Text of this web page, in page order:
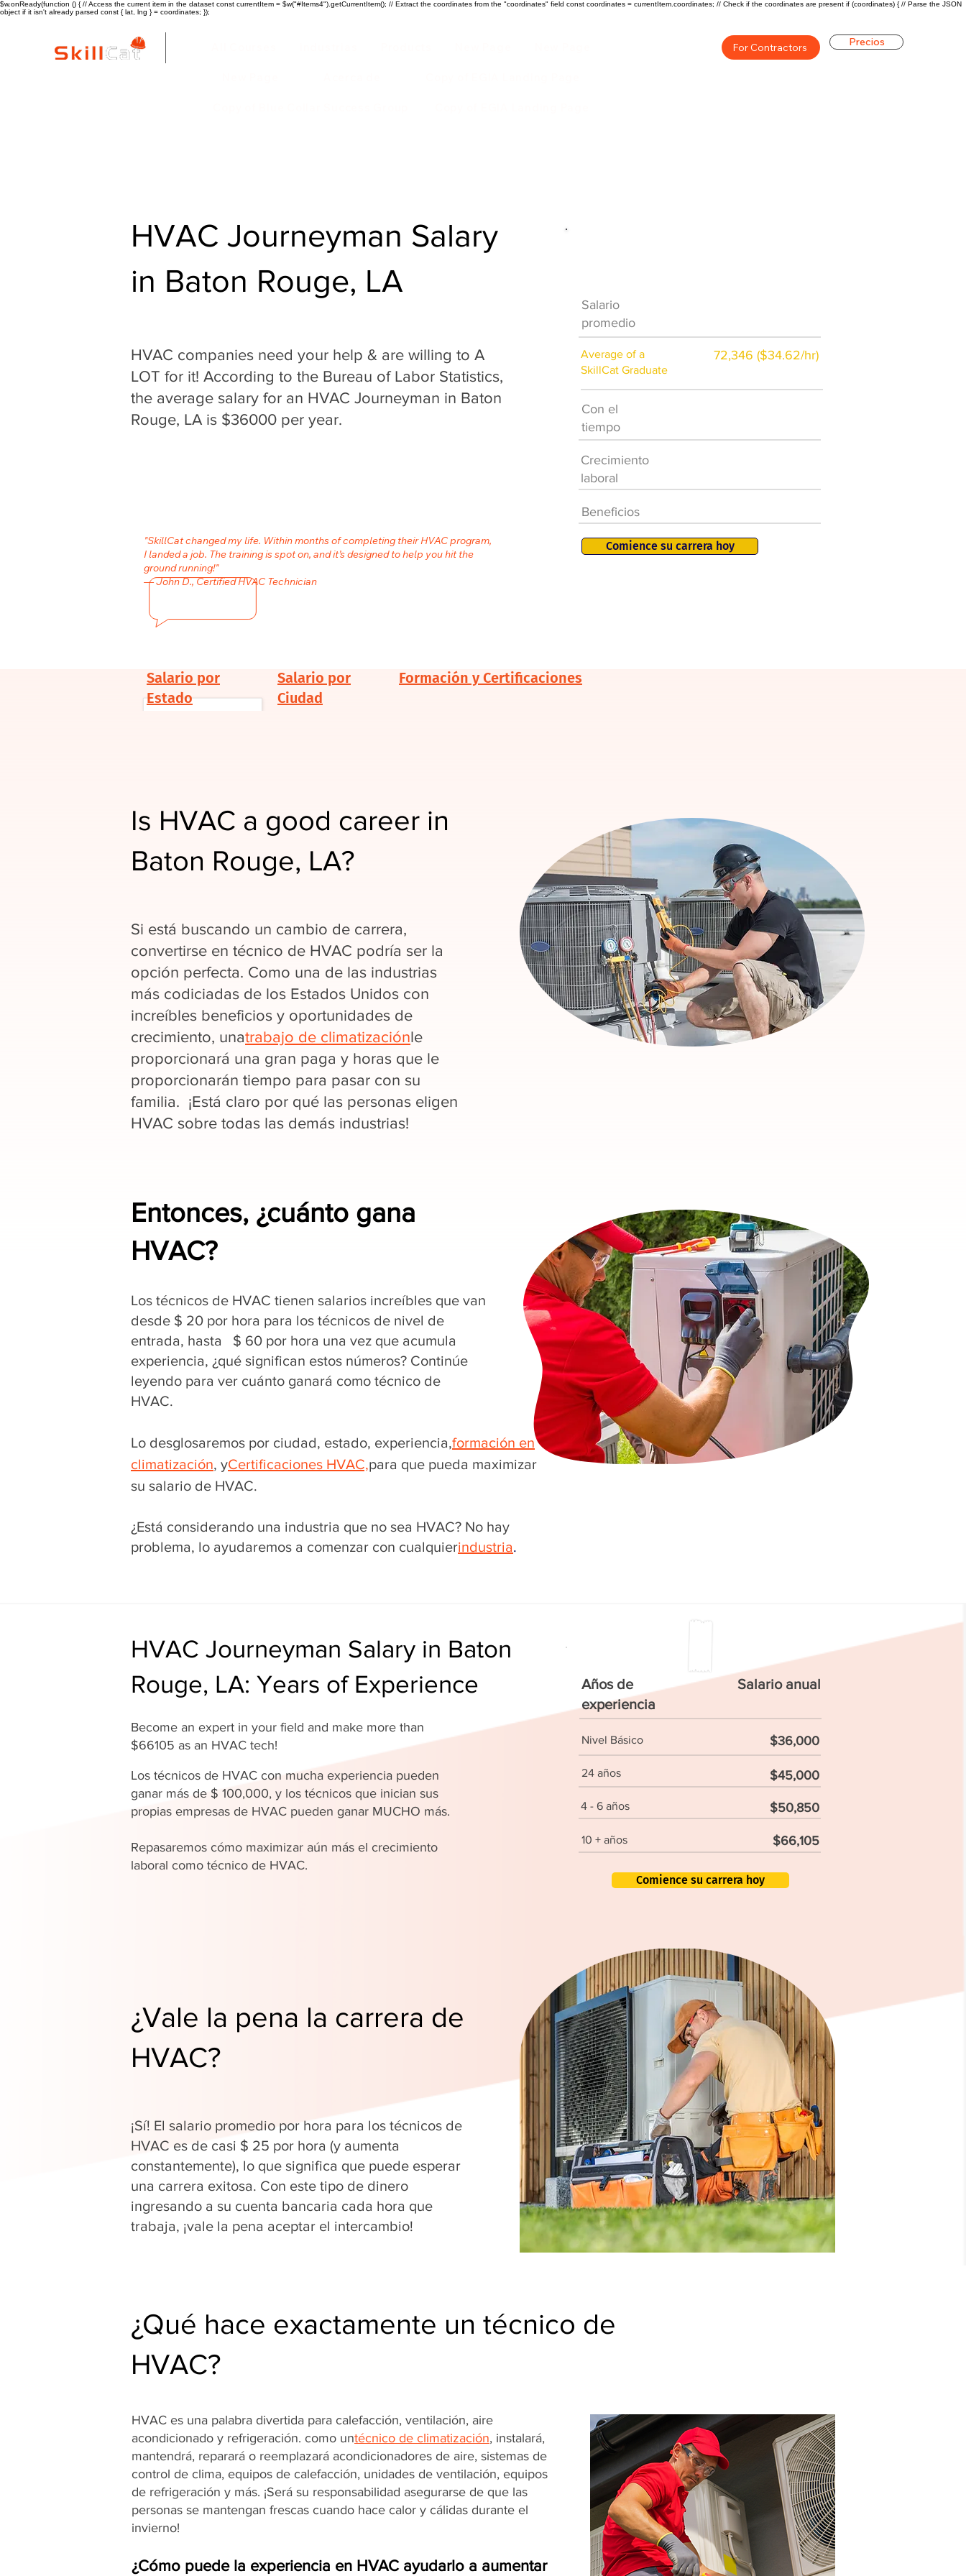
$w.onReady(function () { // Access the current item in the dataset const currentItem = $w("#Items4").getCurrentItem(); // Extract the coordinates from the "coordinates" field const coordinates = currentItem.coordinates; // Check if the coordinates are present if (coordinates) { // Parse the JSON
object if it isn't already parsed const { lat, lng } = coordinates; });
For Contractors Precios
HVAC Journeyman Salary
in Baton Rouge, LA
HVAC companies need your help & are willing to A
LOT for it! According to the Bureau of Labor Statistics,
the average salary for an HVAC Journeyman in Baton
Rouge, LA is $36000 per year.
"SkillCat changed my life. Within months of completing their HVAC program,
I landed a job. The training is spot on, and it’s designed to help you hit the
ground running!"
— John D., Certified HVAC Technician
Salario
promedio
Average of a
SkillCat Graduate
72,346 ($34.62/hr)
Con el
tiempo
Crecimiento
laboral
Beneficios
Comience su carrera hoy
Is HVAC a good career in
Baton Rouge, LA?
Si está buscando un cambio de carrera,
convertirse en técnico de HVAC podría ser la
opción perfecta. Como una de las industrias
más codiciadas de los Estados Unidos con
increíbles beneficios y oportunidades de
crecimiento, unatrabajo de climatizaciónle
proporcionará una gran paga y horas que le
proporcionarán tiempo para pasar con su
familia. ¡Está claro por qué las personas eligen
HVAC sobre todas las demás industrias!
Entonces, ¿cuánto gana
HVAC?
Los técnicos de HVAC tienen salarios increíbles que van
desde $ 20 por hora para los técnicos de nivel de
entrada, hasta $ 60 por hora una vez que acumula
experiencia, ¿qué significan estos números? Continúe
leyendo para ver cuánto ganará como técnico de
HVAC.
Lo desglosaremos por ciudad, estado, experiencia,formación en
climatización, yCertificaciones HVAC,para que pueda maximizar
su salario de HVAC.
¿Está considerando una industria que no sea HVAC? No hay
problema, lo ayudaremos a comenzar con cualquierindustria.
Salario por
Estado
Salario por
Ciudad
Formación y Certificaciones
HVAC Journeyman Salary in Baton
Rouge, LA: Years of Experience
Become an expert in your field and make more than
$66105 as an HVAC tech!
Los técnicos de HVAC con mucha experiencia pueden
ganar más de $ 100,000, y los técnicos que inician sus
propias empresas de HVAC pueden ganar MUCHO más.
Repasaremos cómo maximizar aún más el crecimiento
laboral como técnico de HVAC.
Años de
experiencia
Salario anual
Nivel Básico $36,000
24 años $45,000
4 - 6 años $50,850
10 + años $66,105
Comience su carrera hoy
¿Vale la pena la carrera de
HVAC?
¡Sí! El salario promedio por hora para los técnicos de
HVAC es de casi $ 25 por hora (y aumenta
constantemente), lo que significa que puede esperar
una carrera exitosa. Con este tipo de dinero
ingresando a su cuenta bancaria cada hora que
trabaja, ¡vale la pena aceptar el intercambio!
¿Qué hace exactamente un técnico de
HVAC?
HVAC es una palabra divertida para calefacción, ventilación, aire
acondicionado y refrigeración. como untécnico de climatización, instalará,
mantendrá, reparará o reemplazará acondicionadores de aire, sistemas de
control de clima, equipos de calefacción, unidades de ventilación, equipos
de refrigeración y más. ¡Será su responsabilidad asegurarse de que las
personas se mantengan frescas cuando hace calor y cálidas durante el
invierno!
¿Cómo puede la experiencia en HVAC ayudarlo a aumentar